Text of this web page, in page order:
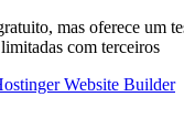
mas oferece um
com terceiros
Website Builder